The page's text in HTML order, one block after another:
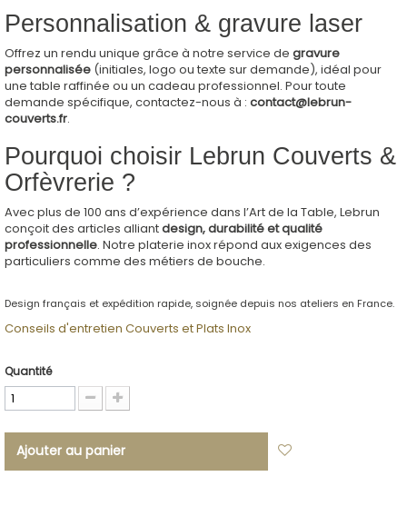
Personnalisation & gravure laser
Offrez un rendu unique grâce à notre service de gravure
personnalisée (initiales, logo ou texte sur demande), idéal pour
une table raffinée ou un cadeau professionnel. Pour toute
demande spécifique, contactez-nous à : contact@lebrun-
couverts.fr.
Pourquoi choisir Lebrun Couverts &
Orfèvrerie ?
Avec plus de 100 ans d’expérience dans l’Art de la Table, Lebrun
conçoit des articles alliantdesign, durabilité et qualité
professionnelle. Notre platerie inox répond aux exigences des
particuliers comme des métiers de bouche.
Design français et expédition rapide, soignée depuis nos ateliers en France.
Conseils d'entretien Couverts et Plats Inox
Quantité
Ajouter au panier